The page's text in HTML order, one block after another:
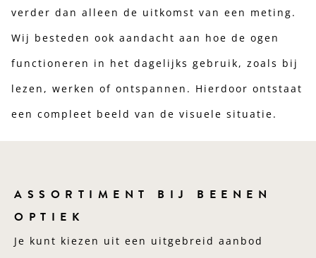
verder dan alleen de uitkomst van een meting.
Wij besteden ook aandacht aan hoe de ogen
functioneren in het dagelijks gebruik, zoals bij
lezen, werken of ontspannen. Hierdoor ontstaat
een compleet beeld van de visuele situatie.
ASSORTIMENT BIJ BEENEN
OPTIEK
Je kunt kiezen uit een uitgebreid aanbod